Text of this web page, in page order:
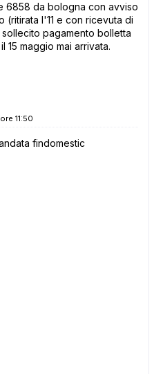
6858 da bologna con avviso
(ritirata l'11 e con ricevuta di
pagamento bolletta
15 maggio mai arrivata.
11:50
findomestic